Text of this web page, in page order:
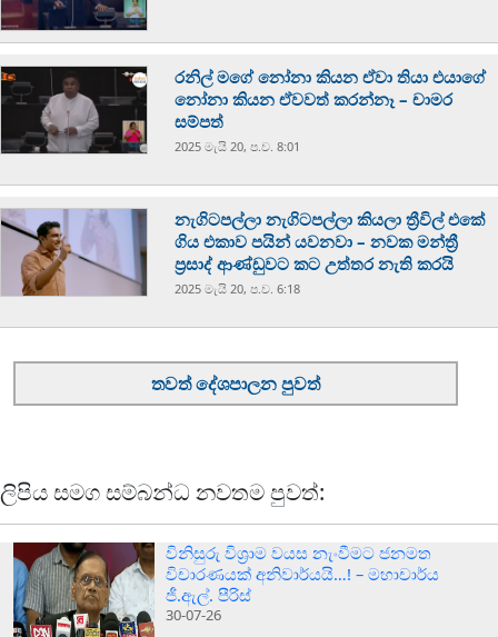
රනිල් මගේ නෝනා කියන ඒවා තියා එයාගේ
නෝනා කියන ඒවවත් කරන්නෑ – චාමර
සම්පත්
2025 මැයි 20, ප.ව. 8:01
නැගිටපල්ලා නැගිටපල්ලා කියලා ත්‍රීවිල් එකේ
ගිය එකාව පයින් යවනවා – නවක මන්ත්‍රී
ප්‍රසාද් ආණ්ඩුවට කට උත්තර නැති කරයි
2025 මැයි 20, ප.ව. 6:18
තවත් දේශපාලන පුවත්
ලිපිය සමග සම්බන්ධ නවතම පුවත්:
විනිසුරු විශ්‍රාම වයස නැංවීමට ජනමත
විචාරණයක් අනිවාර්යයි…! – මහාචාර්ය
ජී.ඇල්. පීරිස්
30-07-26